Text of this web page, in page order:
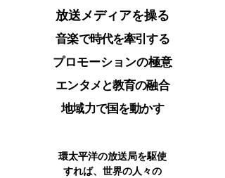
放送メディアを操る
​音楽で時代を牽引する
プロモーションの極意
​エンタメと教育の融合
地域力で国を動かす
環太平洋の放送局を駆使
すれば、世界の人々の